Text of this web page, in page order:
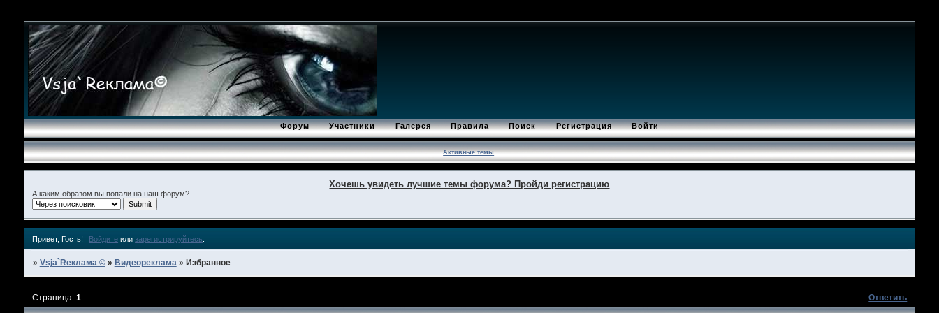
Форум Участники Галерея Правила Поиск Регистрация Войти
Активные темы
Хочешь увидеть лучшие темы форума? Пройди регистрацию
А каким образом вы попали на наш форум?
Привет, Гость! Войдите или зарегистрируйтесь
» Vsja`Rеклама © » Видеореклама » Избранное
Страница: 1 Ответить